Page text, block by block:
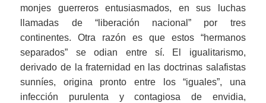
monjes guerreros entusiasmados, en sus luchas
llamadas de “liberación nacional” por tres
continentes. Otra razón es que estos “hermanos
separados” se odian entre sí. El igualitarismo,
derivado de la fraternidad en las doctrinas salafistas
sunníes, origina pronto entre los “iguales”, una
infección purulenta y contagiosa de envidia,